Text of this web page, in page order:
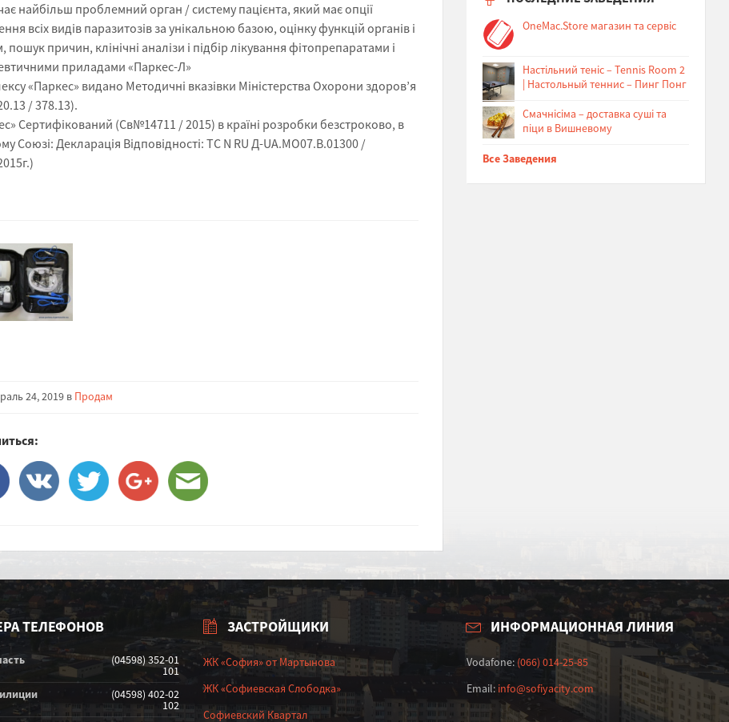
найбільш проблемний орган / систему пацієнта, який має опції
всіх видів паразитозів за унікальною базою, оцінку функцій органів і
пошук причин, клінічні аналізи і підбір лікування фітопрепаратами і
приладами «Паркес-Л»
«Паркес» видано Методичні вказівки Міністерства Охорони здоров’я
/ 378.13).
Сертифікований (Св№14711 / 2015) в країні розробки безстроково, в
Союзі: Декларація Відповідності: TC N RU Д-UA.MO07.B.01300 /
24, 2019 в Продам
OneMac.Store магазин та сервіс
Настільний теніс – Tennis Room 2
| Настольный теннис – Пинг Понг
Cмачнісіма – доставка суші та
піци в Вишневому
Все Заведения
ТЕЛЕФОНОВ
(04598) 352-01
101
(04598) 402-02
102
ЗАСТРОЙЩИКИ
ЖК «София» от Мартынова
ЖК «Софиевская Слободка»
Софиевский Квартал
ИНФОРМАЦИОННАЯ ЛИНИЯ
Vodafone: (066) 014-25-85
Email: info@sofiyacity.com